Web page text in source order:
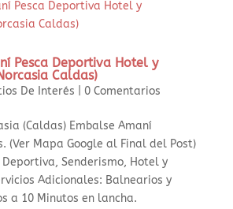
Pesca Deportiva Hotel y
Caldas)
De Interés 0 Comentarios
(Caldas) Embalse Amaní
(Ver Mapa Google al Final del Post)
Deportiva, Senderismo, Hotel y
Adicionales: Balnearios y
a 10 Minutos en lancha.